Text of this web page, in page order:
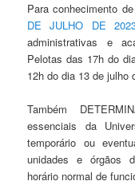
Para conhecimento
DE JULHO DE
administrativas e
Pelotas das 17h do
12h do dia 13 de julho
Também
essenciais da
temporário ou
unidades e órgãos
horário normal de